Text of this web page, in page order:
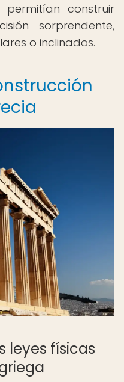
permitían construir
sorprendente,
o inclinados.
leyes físicas